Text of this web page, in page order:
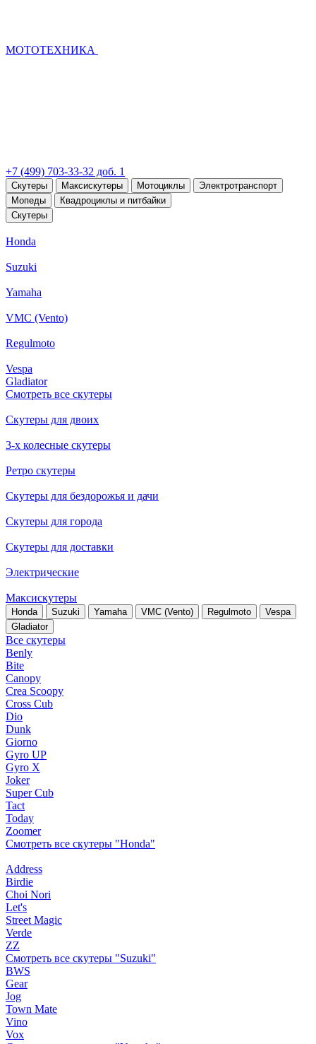
МОТОТЕХНИКА
+7 (499) 703-33-32 доб. 1
Скутеры Максискутеры Мотоциклы
Электротранспорт
Мопеды
Квадроциклы и питбайки
Скутеры
Honda
Suzuki
Yamaha
VMC (Vento)
Regulmoto
Vespa
Gladiator
Смотреть все скутеры
Скутеры для двоих
3-х колесные скутеры
Ретро скутеры
Скутеры для бездорожья и дачи
Скутеры для города
Скутеры для доставки
Электрические
Максискутеры
Honda Suzuki Yamaha VMC (Vento) Regulmoto
Vespa
Gladiator
Все скутеры
Benly
Bite
Canopy
Crea Scoopy
Cross Cub
Dio
Dunk
Giorno
Gyro UP
Gyro X
Joker
Super Cub
Tact
Today
Zoomer
Смотреть все скутеры "Honda"
Address
Birdie
Choi Nori
Let's
Street Magic
Verde
ZZ
Смотреть все скутеры "Suzuki"
BWS
Gear
Jog
Town Mate
Vino
Vox